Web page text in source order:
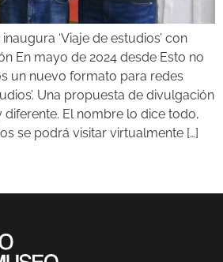
‘Viaje de estudios’ con
En mayo de 2024 desde Esto no
un nuevo formato para redes
Una propuesta de divulgación
El nombre lo dice todo,
se podrá visitar virtualmente […]